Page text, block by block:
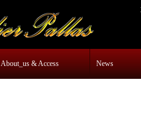
About_us & Access News